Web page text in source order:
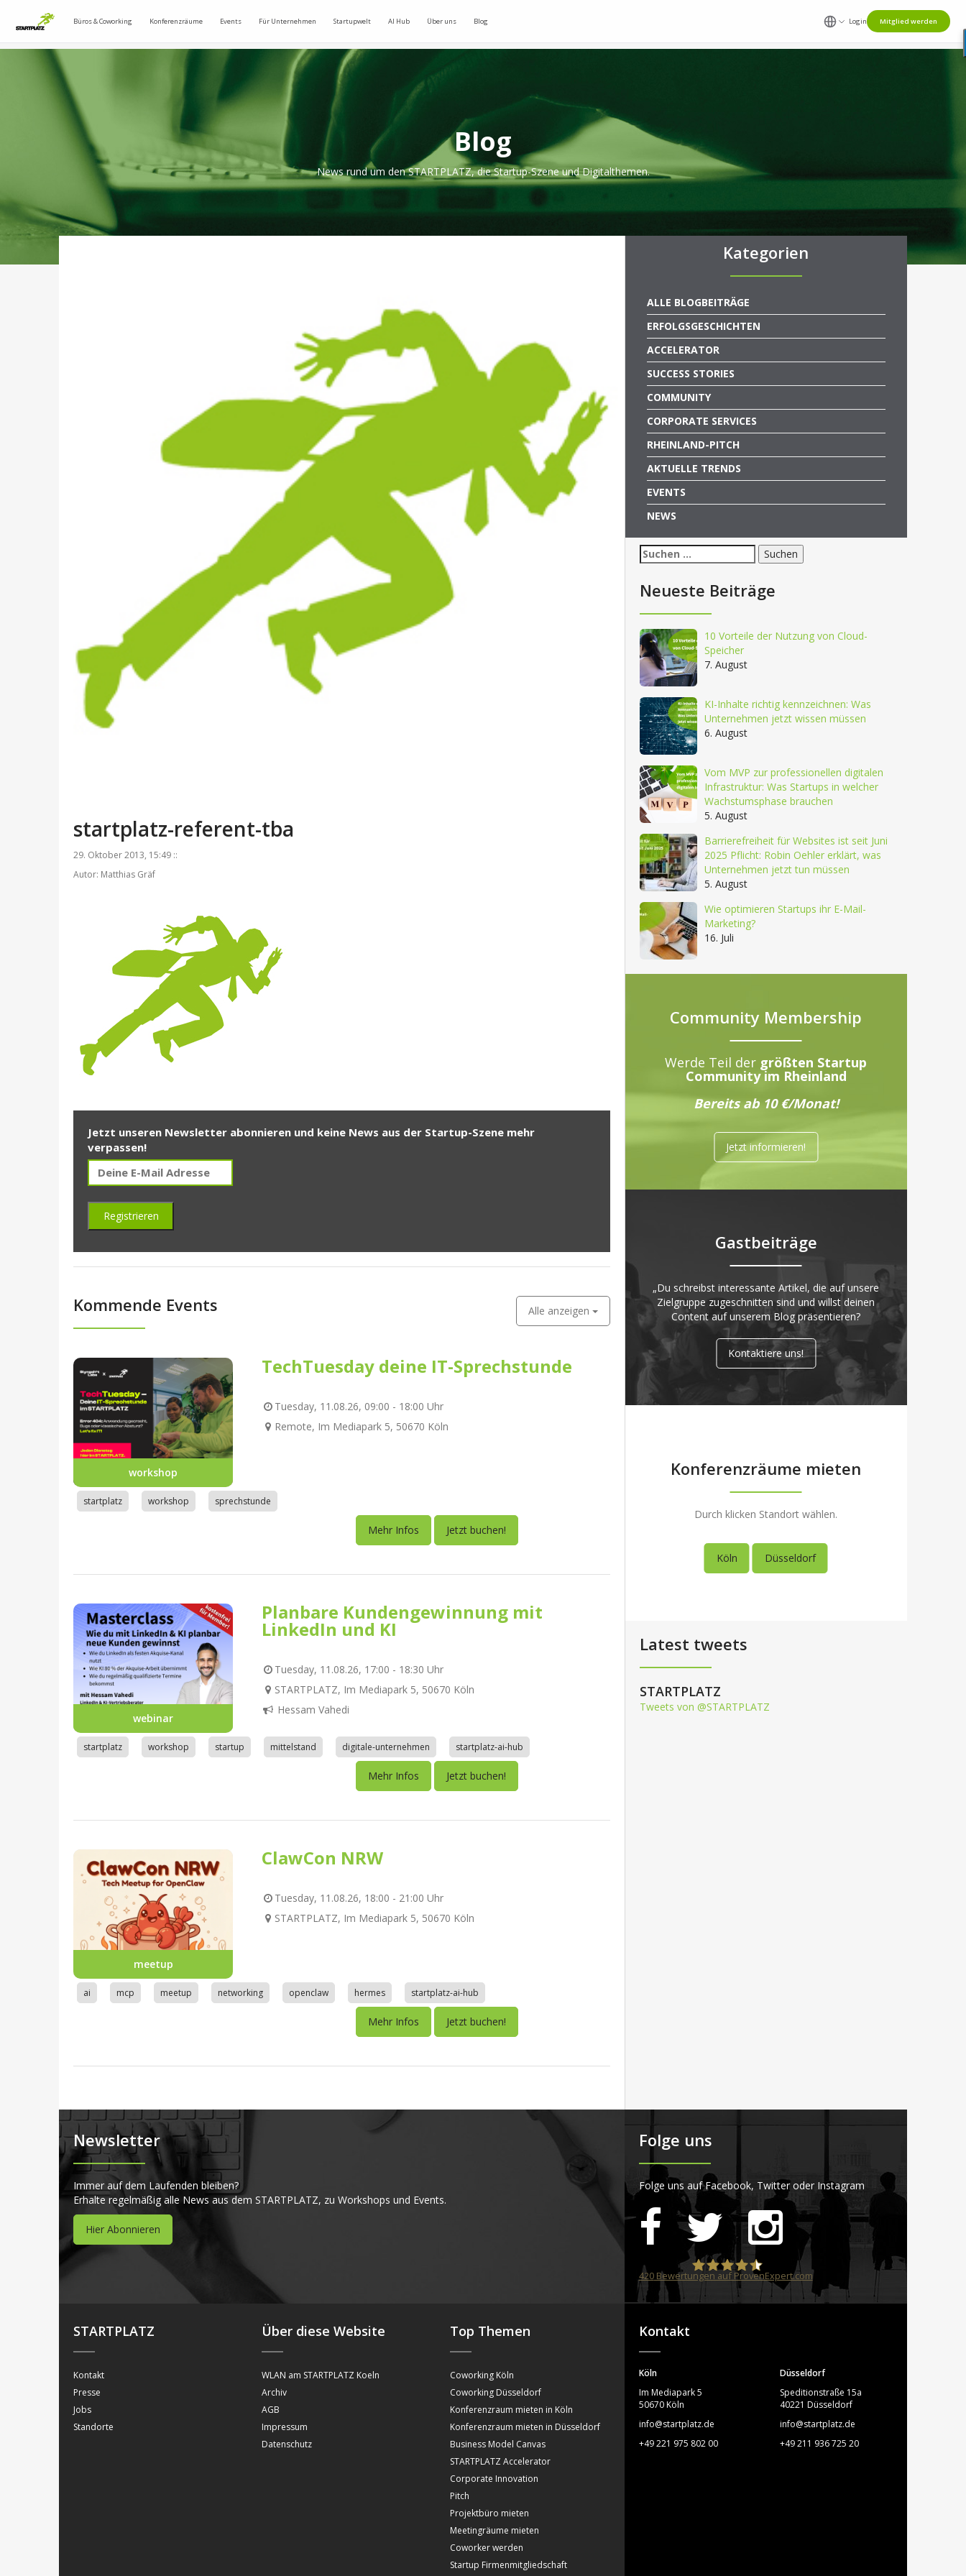
Büros & Coworking Konferenzräume Events Für Unternehmen Startupwelt AI Hub Über uns Blog Login Mitglied werden
Blog
News rund um den STARTPLATZ, die Startup-Szene und Digitalthemen.
startplatz-referent-tba
29. Oktober 2013, 15:49 ::
Autor: Matthias Gräf
Jetzt unseren Newsletter abonnieren und keine News aus der Startup-Szene mehr
verpassen!
Kommende Events Alle anzeigen
workshop
TechTuesday deine IT-Sprechstunde
Tuesday, 11.08.26, 09:00 - 18:00 Uhr
Remote, Im Mediapark 5, 50670 Köln
startplatz workshop sprechstunde
Mehr Infos Jetzt buchen!
webinar
Planbare Kundengewinnung mit
LinkedIn und KI
Tuesday, 11.08.26, 17:00 - 18:30 Uhr
STARTPLATZ, Im Mediapark 5, 50670 Köln
Hessam Vahedi
startplatz workshop startup mittelstand digitale-unternehmen startplatz-ai-hub
Mehr Infos Jetzt buchen!
meetup
ClawCon NRW
Tuesday, 11.08.26, 18:00 - 21:00 Uhr
STARTPLATZ, Im Mediapark 5, 50670 Köln
ai mcp meetup networking openclaw hermes startplatz-ai-hub
Mehr Infos Jetzt buchen!
Kategorien
ALLE BLOGBEITRÄGE
ERFOLGSGESCHICHTEN
ACCELERATOR
SUCCESS STORIES
COMMUNITY
CORPORATE SERVICES
RHEINLAND-PITCH
AKTUELLE TRENDS
EVENTS
NEWS
Suchen
nach:
Neueste Beiträge
10 Vorteile der Nutzung von Cloud-
Speicher
7. August
KI-Inhalte richtig kennzeichnen: Was
Unternehmen jetzt wissen müssen
6. August
Vom MVP zur professionellen digitalen
Infrastruktur: Was Startups in welcher
Wachstumsphase brauchen
5. August
Barrierefreiheit für Websites ist seit Juni
2025 Pflicht: Robin Oehler erklärt, was
Unternehmen jetzt tun müssen
5. August
Wie optimieren Startups ihr E-Mail-
Marketing?
16. Juli
Community Membership
Werde Teil der größten Startup
Community im Rheinland
Bereits ab 10 €/Monat!
Jetzt informieren!
Gastbeiträge
„Du schreibst interessante Artikel, die auf unsere
Zielgruppe zugeschnitten sind und willst deinen
Content auf unserem Blog präsentieren?
Kontaktiere uns!
Konferenzräume mieten
Durch klicken Standort wählen.
Köln Düsseldorf
Latest tweets
STARTPLATZ
Tweets von @STARTPLATZ
Newsletter
Immer auf dem Laufenden bleiben?
Erhalte regelmäßig alle News aus dem STARTPLATZ, zu Workshops und Events.
Hier Abonnieren
Folge uns
Folge uns auf Facebook, Twitter oder Instagram
STARTPLATZ
420Bewertungen auf ProvenExpert.com
STARTPLATZ
Kontakt
Presse
Jobs
Standorte
Über diese Website
WLAN am STARTPLATZ Koeln
Archiv
AGB
Impressum
Datenschutz
Top Themen
Coworking Köln
Coworking Düsseldorf
Konferenzraum mieten in Köln
Konferenzraum mieten in Düsseldorf
Business Model Canvas
STARTPLATZ Accelerator
Corporate Innovation
Pitch
Projektbüro mieten
Meetingräume mieten
Coworker werden
Startup Firmenmitgliedschaft
Kontakt
Köln
Im Mediapark 5
50670 Köln
info@startplatz.de
+49 221 975 802 00
Düsseldorf
Speditionstraße 15a
40221 Düsseldorf
info@startplatz.de
+49 211 936 725 20